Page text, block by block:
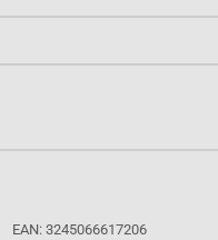
EAN: 3245066617206